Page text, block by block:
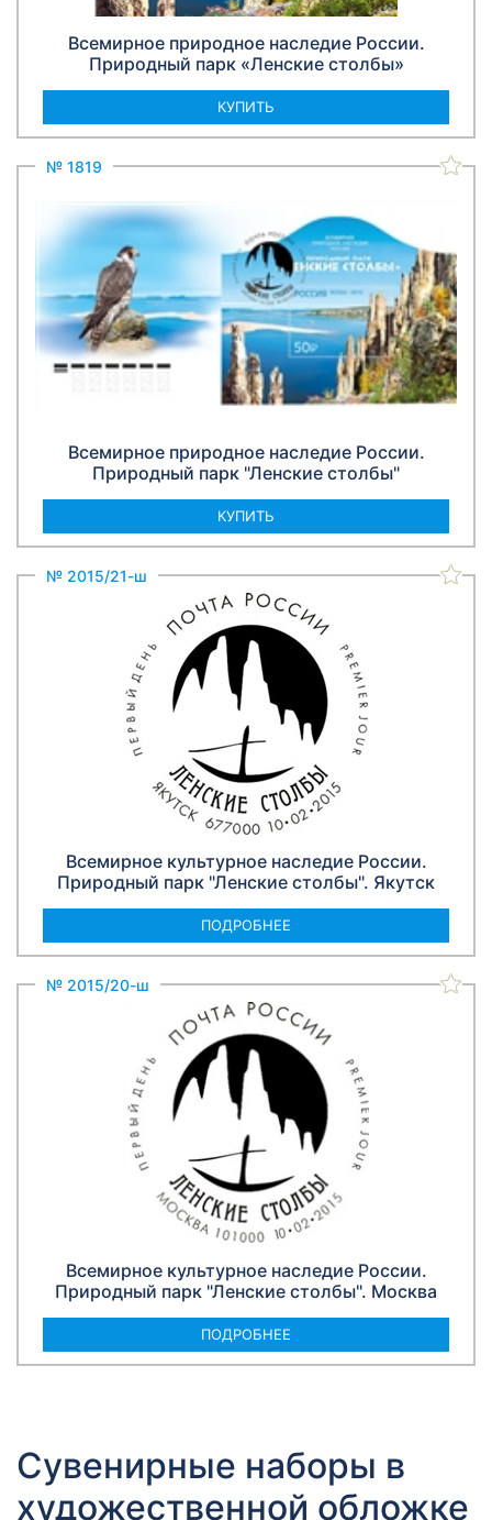
Всемирное природное наследие России.
Природный парк «Ленские столбы»
КУПИТЬ
№ 1819
Всемирное природное наследие России.
Природный парк "Ленские столбы"
КУПИТЬ
№ 2015/21-ш
Всемирное культурное наследие России.
Природный парк "Ленские столбы". Якутск
ПОДРОБНЕЕ
№ 2015/20-ш
Всемирное культурное наследие России.
Природный парк "Ленские столбы". Москва
ПОДРОБНЕЕ
Сувенирные наборы в
художественной обложке